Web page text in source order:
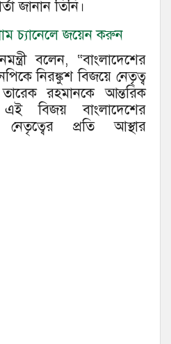
জানান তিনি।
চ্যানেলে জয়েন করুন
বলেন, “বাংলাদেশের
নিরঙ্কুশ বিজয়ে নেতৃত্ব
রহমানকে আন্তরিক
বিজয় বাংলাদেশের
প্রতি আস্থার